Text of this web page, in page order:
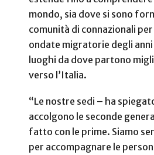
mondo, sia dove si sono
comunità di connazionali
ondate migratorie degli anni
luoghi da dove partono
verso l’Italia.
“Le nostre sedi – ha
accolgono le seconde
fatto con le prime. Siamo
per accompagnare le